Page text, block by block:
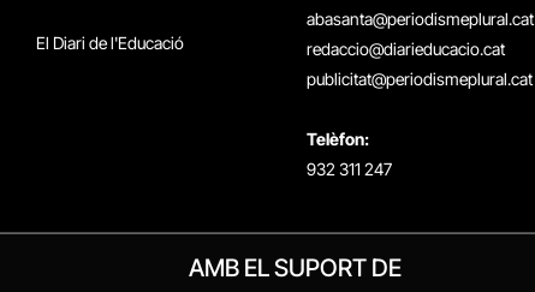
El Diari de l'Educació
abasanta@periodismeplural.cat
redaccio@diarieducacio.cat
publicitat@periodismeplural.cat
Telèfon:
932 311 247
AMB EL SUPORT DE